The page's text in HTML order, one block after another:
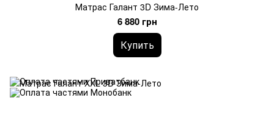
Матрас Галант 3D Зима-Лето
6 880 грн
Купить